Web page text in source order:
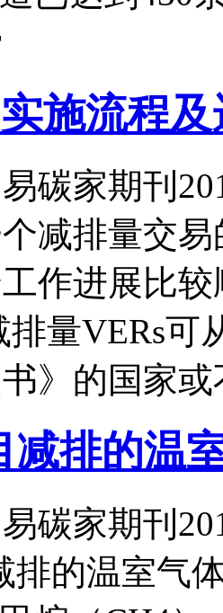
施流程
碳家期刊
减排量交
作进展比
排量VERs可
书》的国家
减排的温
碳家期刊
排的温室气